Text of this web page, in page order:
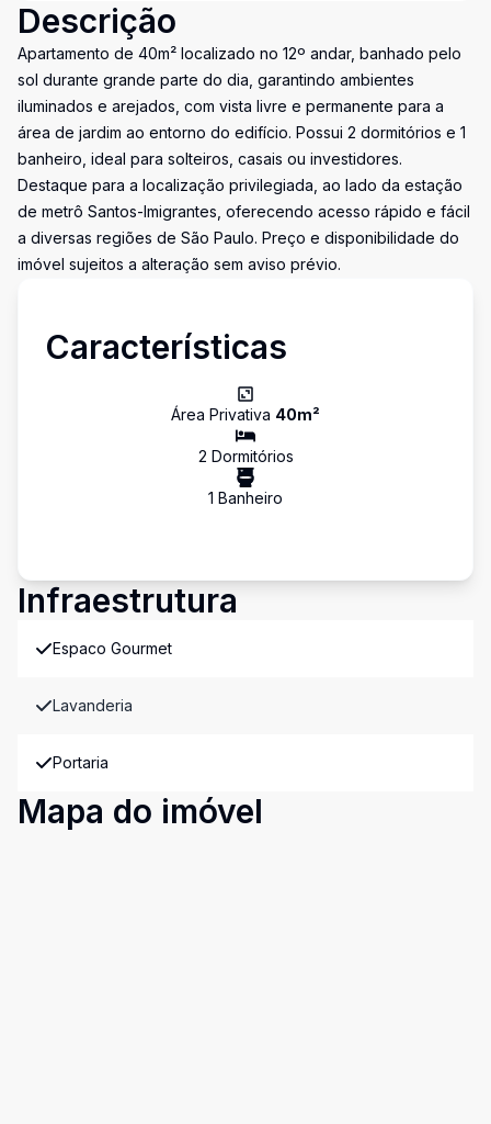
Descrição
Apartamento de 40m² localizado no 12º andar, banhado pelo
sol durante grande parte do dia, garantindo ambientes
iluminados e arejados, com vista livre e permanente para a
área de jardim ao entorno do edifício. Possui 2 dormitórios e 1
banheiro, ideal para solteiros, casais ou investidores.
Destaque para a localização privilegiada, ao lado da estação
de metrô Santos-Imigrantes, oferecendo acesso rápido e fácil
a diversas regiões de São Paulo. Preço e disponibilidade do
imóvel sujeitos a alteração sem aviso prévio.
Características
Área Privativa 40m²
2 Dormitórios
1 Banheiro
Infraestrutura
Espaco Gourmet
Lavanderia
Portaria
Mapa do imóvel